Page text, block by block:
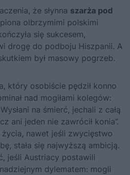
że słynna szarża pod
olbrzymimi polskimi
się sukcesem,
drogę do podboju Hiszpanii. A
był masowy pogrzeb.
który osobiście pędził konno
nad mogiłami kolegów:
na śmierć, jechali z całą
ani jeden nie zawrócił konia”.
nawet jeśli zwycięstwo
stała się najwyższą ambicją.
jeśli Austriacy postawili
dylematem: mogli